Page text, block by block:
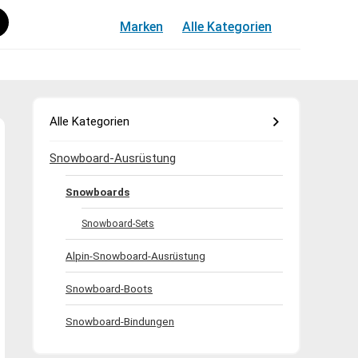
Marken Alle Kategorien
Alle Kategorien
Snowboard-Ausrüstung
Snowboards
Snowboard-Sets
Alpin-Snowboard-Ausrüstung
Snowboard-Boots
Snowboard-Bindungen